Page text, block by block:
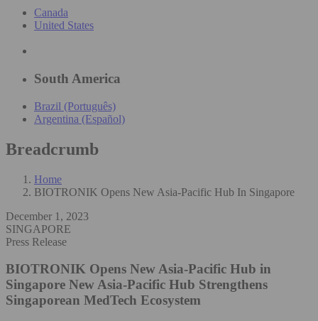
Canada
United States
South America
Brazil (Português)
Argentina (Español)
Breadcrumb
Home
BIOTRONIK Opens New Asia-Pacific Hub In Singapore
December 1, 2023
SINGAPORE
Press Release
BIOTRONIK Opens New Asia-Pacific Hub in
Singapore New Asia-Pacific Hub Strengthens
Singaporean MedTech Ecosystem